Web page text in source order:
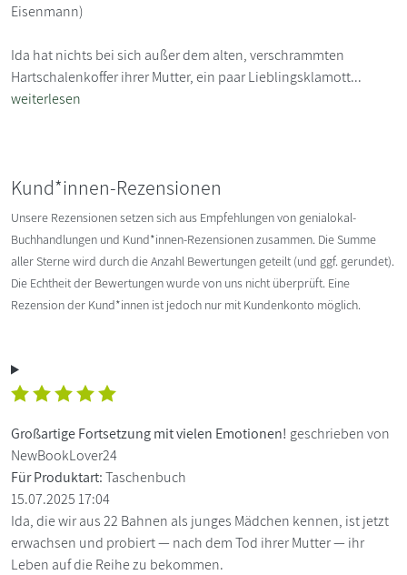
Eisenmann)
Ida hat nichts bei sich außer dem alten, verschrammten
Hartschalenkoffer ihrer Mutter, ein paar Lieblingsklamott...
weiterlesen
Kund*innen-Rezensionen
Unsere Rezensionen setzen sich aus Empfehlungen von genialokal-
Buchhandlungen und Kund*innen-Rezensionen zusammen. Die Summe
aller Sterne wird durch die Anzahl Bewertungen geteilt (und ggf. gerundet).
Die Echtheit der Bewertungen wurde von uns nicht überprüft. Eine
Rezension der Kund*innen ist jedoch nur mit Kundenkonto möglich.
Großartige Fortsetzung mit vielen Emotionen! geschrieben von
NewBookLover24
Für Produktart:Taschenbuch
15.07.2025 17:04
Ida, die wir aus 22 Bahnen als junges Mädchen kennen, ist jetzt
erwachsen und probiert — nach dem Tod ihrer Mutter — ihr
Leben auf die Reihe zu bekommen.